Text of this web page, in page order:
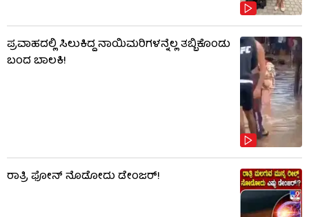
ಪ್ರವಾಹದಲ್ಲಿ ಸಿಲುಕಿದ್ದ ನಾಯಿಮರಿಗಳನ್ನೆಲ್ಲ ತಬ್ಬಿಕೊಂಡು
ಬಂದ ಬಾಲಕಿ!
ರಾತ್ರಿ ಫೋನ್​​ ನೊಡೋದು ಡೇಂಜರ್!